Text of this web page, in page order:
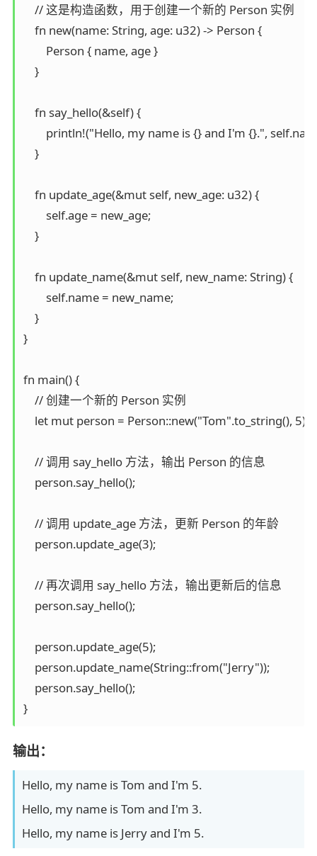
    // 这是构造函数，用于创建一个新的 Person 实例
    fn new(name: String, age: u32) -> Person {
        Person { name, age }
    }
    fn say_hello(&self) {
println!("Hello, my name is {} and I'm {}.",
    }
    fn update_age(&mut self, new_age: u32) {
        self.age = new_age;
    }
    fn update_name(&mut self, new_name: String) {
        self.name = new_name;
    }
}
fn main() {
    // 创建一个新的 Person 实例
    let mut person = Person::new("Tom".to_string(), 5);
    // 调用 say_hello 方法，输出 Person 的信息
    person.say_hello();
    // 调用 update_age 方法，更新 Person 的年龄
    person.update_age(3);
    // 再次调用 say_hello 方法，输出更新后的信息
    person.say_hello();
    person.update_age(5);
    person.update_name(String::from("Jerry"));
    person.say_hello();
}
输出：
Hello, my name is Tom and I'm 5.
Hello, my name is Tom and I'm 3.
Hello, my name is Jerry and I'm 5.